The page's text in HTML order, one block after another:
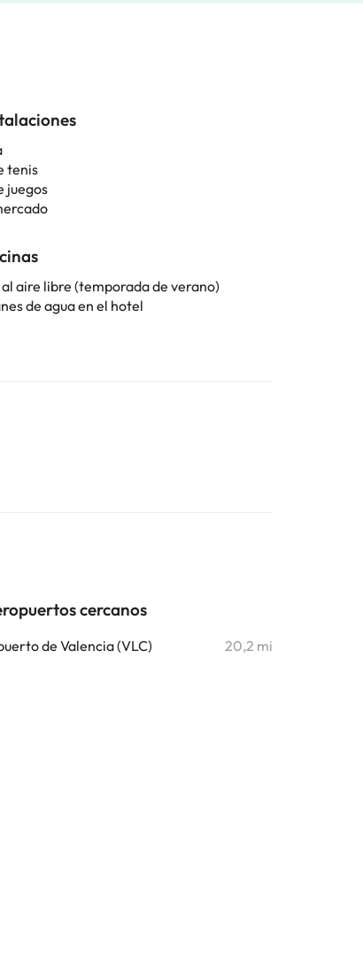
tenis
juegos
aire libre (temporada de verano)
de agua en el hotel
cercanos
de Valencia (VLC) 20,2 mi